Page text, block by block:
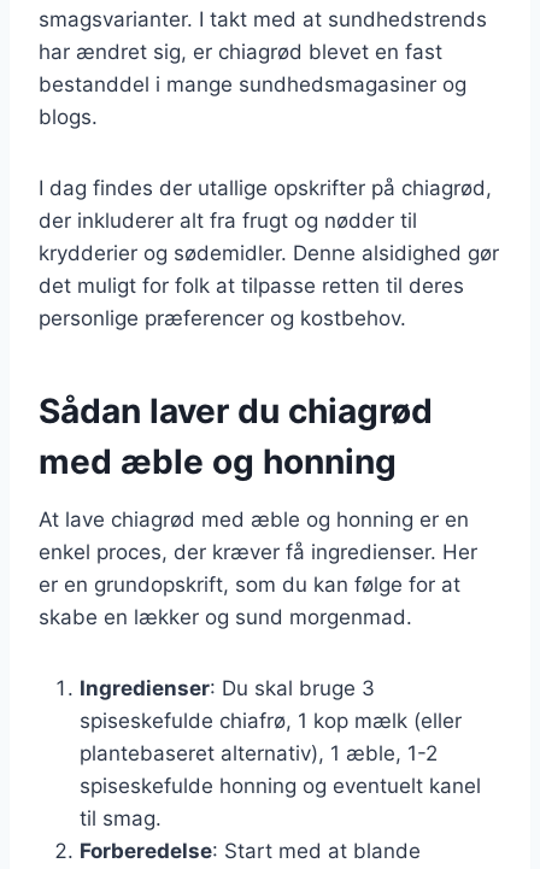
smagsvarianter. I takt med at sundhedstrends
har ændret sig, er chiagrød blevet en fast
bestanddel i mange sundhedsmagasiner og
blogs.
I dag findes der utallige opskrifter på chiagrød,
der inkluderer alt fra frugt og nødder til
krydderier og sødemidler. Denne alsidighed gør
det muligt for folk at tilpasse retten til deres
personlige præferencer og kostbehov.
Sådan laver du chiagrød
med æble og honning
At lave chiagrød med æble og honning er en
enkel proces, der kræver få ingredienser. Her
er en grundopskrift, som du kan følge for at
skabe en lækker og sund morgenmad.
Ingredienser: Du skal bruge 3
spiseskefulde chiafrø, 1 kop mælk (eller
plantebaseret alternativ), 1 æble, 1-2
spiseskefulde honning og eventuelt kanel
til smag.
Forberedelse: Start med at blande